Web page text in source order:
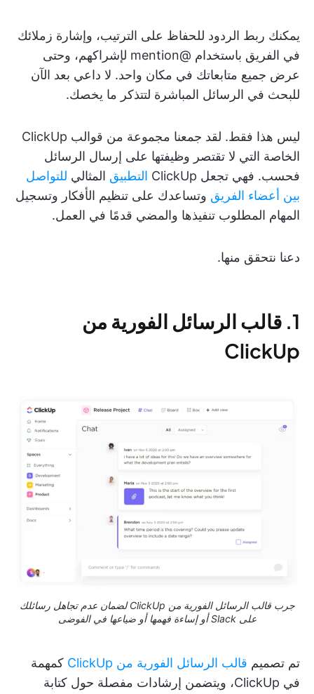
يمكنك ربط الردود للحفاظ على الترتيب، وإشارة زملائك
في الفريق باستخدام @mention لإشراكهم، وحتى
عرض جميع متابعاتك في مكان واحد. لا داعي بعد الآن
للبحث في الرسائل المباشرة لتتذكر ما يخصك.
ليس هذا فقط. لقد جمعنا مجموعة من قوالب ClickUp
الخاصة التي لا تقتصر وظيفتها على إرسال الرسائل
فحسب. فهي تجعل ClickUp
التطبيق المثالي للتواصل
بين أعضاء الفريق وتساعدك على تنظيم الأفكار وتسجيل
المهام المطلوب تنفيذها والمضي قدمًا في العمل.
دعنا نتحقق منها.
1. قالب الرسائل الفورية من
ClickUp
جرب قالب الرسائل الفورية من ClickUp لضمان عدم تجاهل رسائلك
على Slack أو إساءة فهمها أو ضياعها في الفوضى
تم تصميم قالب الرسائل الفورية من ClickUp
كمهمة
في ClickUp، ويتضمن إرشادات مفصلة حول كتابة